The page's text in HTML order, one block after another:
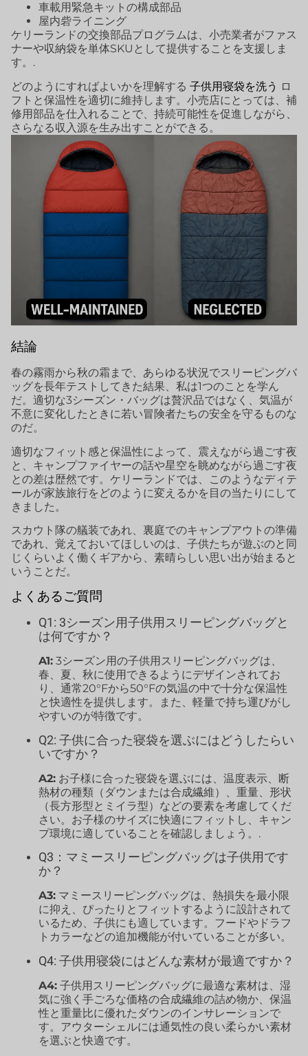
車載用緊急キットの構成部品
屋内砦ライニング
ケリーランドの交換部品プログラムは、小売業者がファス
ナーや収納袋を単体SKUとして提供することを支援しま
す。.
どのようにすればよいかを理解する 子供用寝袋を洗う ロ
フトと保温性を適切に維持します。小売店にとっては、補
修用部品を仕入れることで、持続可能性を促進しながら、
さらなる収入源を生み出すことができる。
結論
春の霧雨から秋の霜まで、あらゆる状況でスリーピングバ
ッグを長年テストしてきた結果、私は1つのことを学ん
だ。適切な3シーズン・バッグは贅沢品ではなく、気温が
不意に変化したときに若い冒険者たちの安全を守るものな
のだ。
適切なフィット感と保温性によって、震えながら過ごす夜
と、キャンプファイヤーの話や星空を眺めながら過ごす夜
との差は歴然です。ケリーランドでは、このようなディテ
ールが家族旅行をどのように変えるかを目の当たりにして
きました。
スカウト隊の艤装であれ、裏庭でのキャンプアウトの準備
であれ、覚えておいてほしいのは、子供たちが遊ぶのと同
じくらいよく働くギアから、素晴らしい思い出が始まると
いうことだ。
よくあるご質問
Q1: 3シーズン用子供用スリーピングバッグと
は何ですか？
A1: 3シーズン用の子供用スリーピングバッグは、
春、夏、秋に使用できるようにデザインされてお
り、通常20°Fから50°Fの気温の中で十分な保温性
と快適性を提供します。また、軽量で持ち運びがし
やすいのが特徴です。
Q2: 子供に合った寝袋を選ぶにはどうしたらい
いですか？
A2: お子様に合った寝袋を選ぶには、温度表示、断
熱材の種類（ダウンまたは合成繊維）、重量、形状
（長方形型とミイラ型）などの要素を考慮してくだ
さい。お子様のサイズに快適にフィットし、キャン
プ環境に適していることを確認しましょう。.
Q3：マミースリーピングバッグは子供用です
か？
A3: マミースリーピングバッグは、熱損失を最小限
に抑え、ぴったりとフィットするように設計されて
いるため、子供にも適しています。フードやドラフ
トカラーなどの追加機能が付いていることが多い。
Q4: 子供用寝袋にはどんな素材が最適ですか？
A4: 子供用スリーピングバッグに最適な素材は、湿
気に強く手ごろな価格の合成繊維の詰め物か、保温
性と重量比に優れたダウンのインサレーションで
す。アウターシェルには通気性の良い柔らかい素材
を選ぶと快適です。